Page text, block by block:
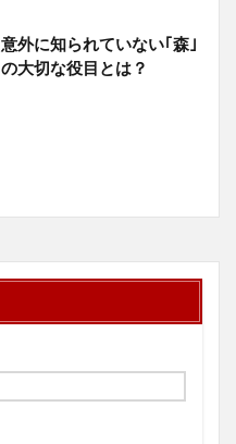
意外に知られていない｢森｣
の大切な役目とは？